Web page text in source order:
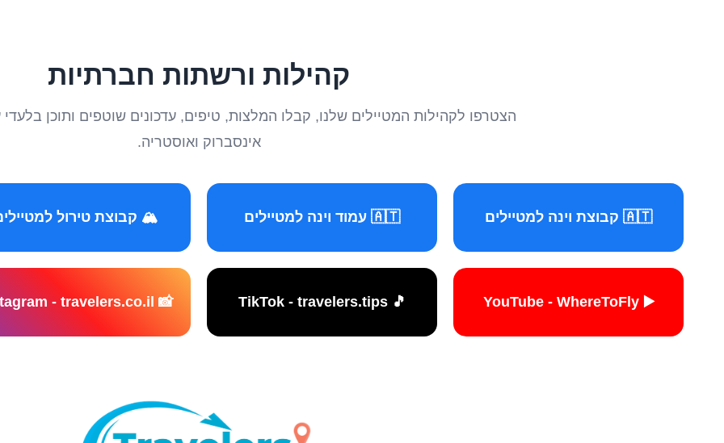
קהילות ורשתות חברתיות
הצטרפו לקהילות המטיילים שלנו, קבלו המלצות, טיפים, עדכונים שוטפים ותוכן בלעדי
אינסברוק ואוסטריה.
🇦🇹 קבוצת וינה למטיילים 🇦🇹 עמוד וינה למטיילים 🏔️ קבוצת טירול
▶️ YouTube - WhereToFly
🎵 TikTok - travelers.tips
📸 Instagram - travelers.co.il